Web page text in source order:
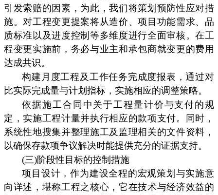
引发索赔的因素，为此，我们将策划预防性应对措
施。对工程变更提案将从造价、项目功能需求、品
质标准以及进度控制等多维度进行全面审核。在工
程变更实施前，务必与业主和承包商就变更的费用
达成共识。
构建月度工程及工作任务完成度报表，通过对
比实际完成量与计划指标，实施相应的调整策略。
依据施工合同中关于工程量计价与支付的规
定，实施工程计量并执行相应的款项支付。同时，
系统性地搜集并整理施工及监理相关的文件资料，
以确保存款项争议解决时能提供充分的证据支持。
(三)阶段性目标的控制措施
项目设计，作为建设全程的宏观策划与实施意
向详述，堪称工程之核心，它在技术与经济效益的